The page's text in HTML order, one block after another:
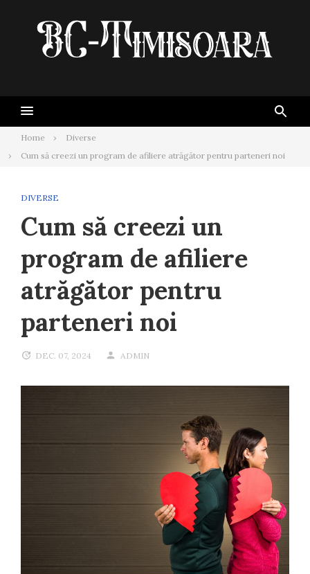
Home
Diverse
Cum să creezi un program de afiliere atrăgător pentru parteneri noi
DIVERSE
Cum să creezi un
program de afiliere
atrăgător pentru
parteneri noi
DEC. 07, 2024 ADMIN